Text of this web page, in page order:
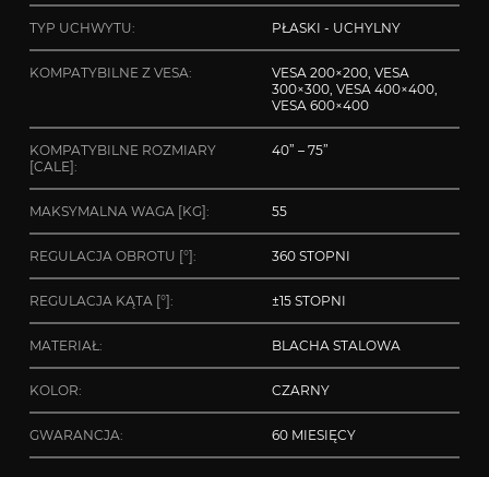
TYP UCHWYTU: PŁASKI - UCHYLNY
KOMPATYBILNE Z VESA:
VESA 200×200, VESA
300×300, VESA 400×400,
VESA 600×400
KOMPATYBILNE ROZMIARY
[CALE]:
40” – 75”
MAKSYMALNA WAGA [KG]: 55
REGULACJA OBROTU [°]: 360 STOPNI
REGULACJA KĄTA [°]: ±15 STOPNI
MATERIAŁ: BLACHA STALOWA
KOLOR: CZARNY
GWARANCJA: 60 MIESIĘCY